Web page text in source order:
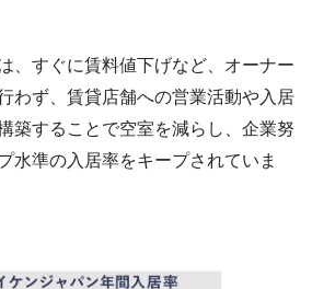
、すぐに賃料値下げなど、オーナー
わず、賃貸店舗への営業活動や入居
築することで空室を減らし、企業努
水準の入居率をキープされていま